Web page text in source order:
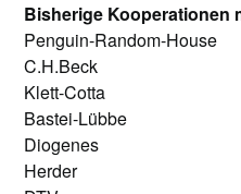
Bisherige Kooperationen
Penguin-Random-House
C.H.Beck
Klett-Cotta
Bastei-Lübbe
Diogenes
Herder